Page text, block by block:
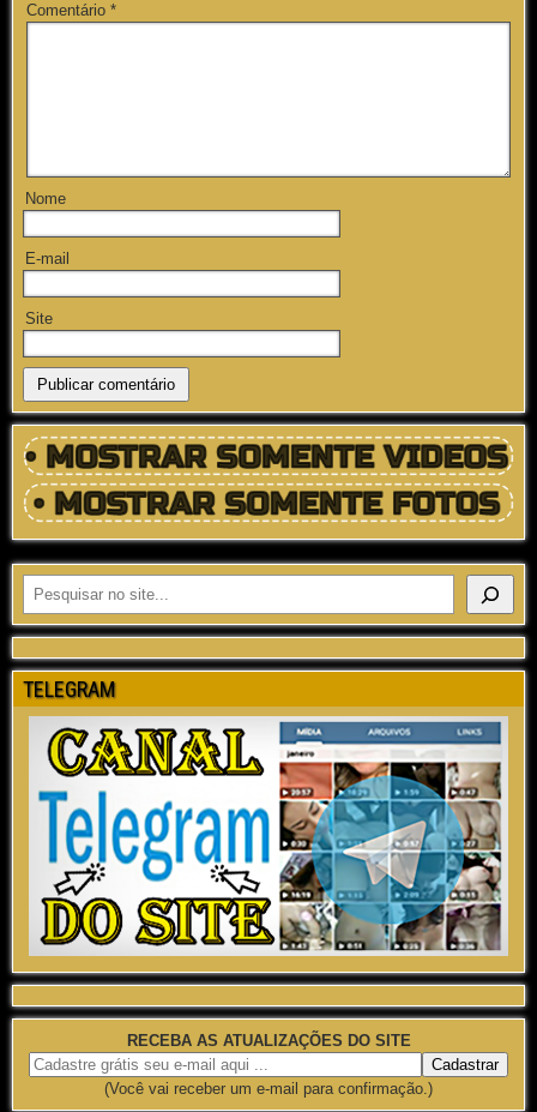
Comentário *
Nome
E-mail
Site
TELEGRAM
RECEBA AS ATUALIZAÇÕES DO SITE
(Você vai receber um e-mail para confirmação.)